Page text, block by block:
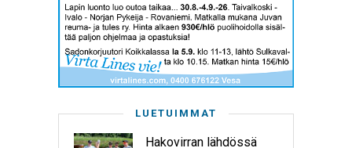
LUETUIMMAT
Hakovirran lähdössä